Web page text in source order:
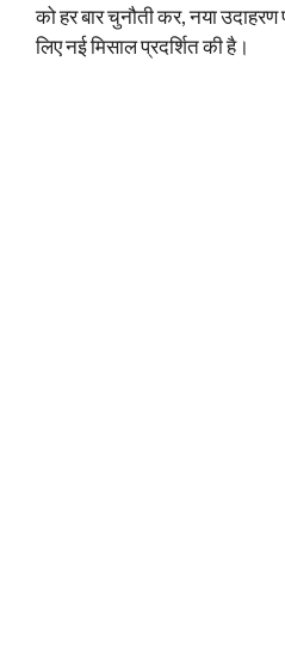
को हर बार चुनौती कर, नया
लिए नई मिसाल प्रदर्शित की है।